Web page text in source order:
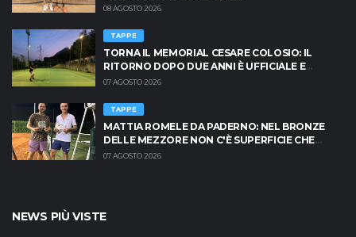
08 AGOSTO 2026
TAPPE
TORNA IL MEMORIAL CESARE COLOSIO: IL
RITORNO DOPO DUE ANNI È UFFICIALE E
BRESCIA È PRONTA AD INFIAMMARSI!
07 AGOSTO 2026
TAPPE
MATTIA ROMELE DA PADERNO: NEL BRONZE
DELLE MEZZORE NON C'È SUPERFICIE CHE
TENGA
07 AGOSTO 2026
NEWS PIÙ VISTE